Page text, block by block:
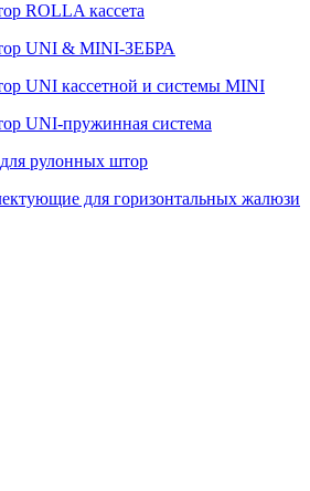
ROLLA кассета
UNI & MINI-ЗЕБРА
UNI кассетной и системы MINI
UNI-пружинная система
рулонных штор
для горизонтальных жалюзи